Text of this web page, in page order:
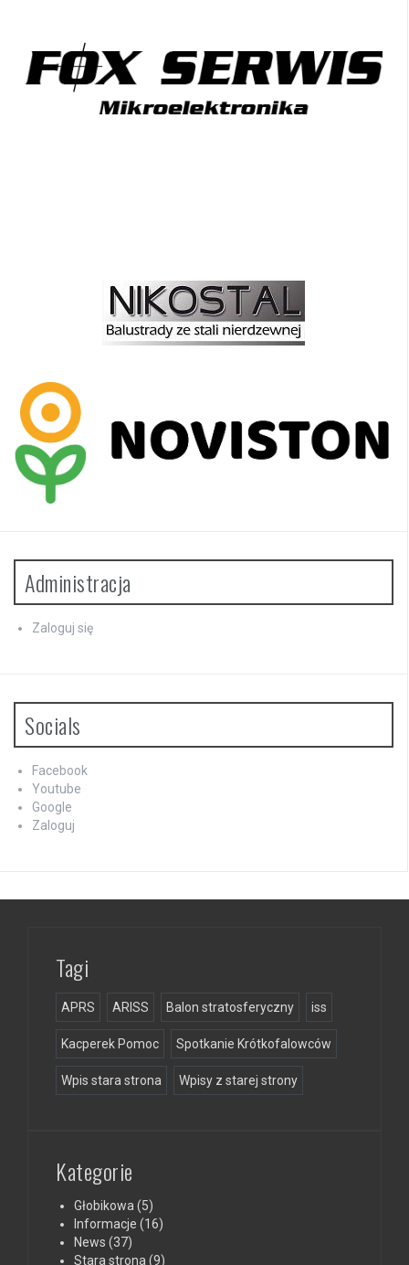
Administracja
Zaloguj się
Socials
Facebook
Youtube
Google
Zaloguj
Tagi
APRS ARISS Balon stratosferyczny iss
Kacperek Pomoc Spotkanie Krótkofalowców
Wpis stara strona Wpisy z starej strony
Kategorie
Głobikowa (5)
Informacje (16)
News (37)
Stara strona (9)